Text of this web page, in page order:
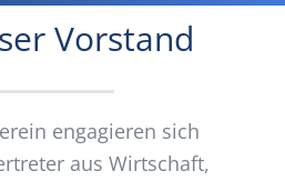
Vorstand
engagieren sich
aus Wirtschaft,